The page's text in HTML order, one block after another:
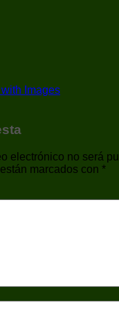
Images
electrónico no será
marcados con *